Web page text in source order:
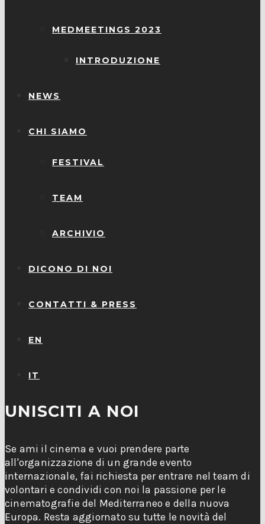
MEDMEETINGS 2023
INTRODUZIONE
NEWS
CHI SIAMO
FESTIVAL
TEAM
ARCHIVIO
DICONO DI NOI
CONTATTI & PRESS
EN
IT
UNISCITI A NOI
Se ami il cinema e vuoi prendere parte
all'organizzazione di un grande evento
internazionale, fai richiesta per entrare nel team di
volontari e condividi con noi la passione per le
cinematografie del Mediterraneo e della nuova
Europa. Resta aggiornato su tutte le novità del